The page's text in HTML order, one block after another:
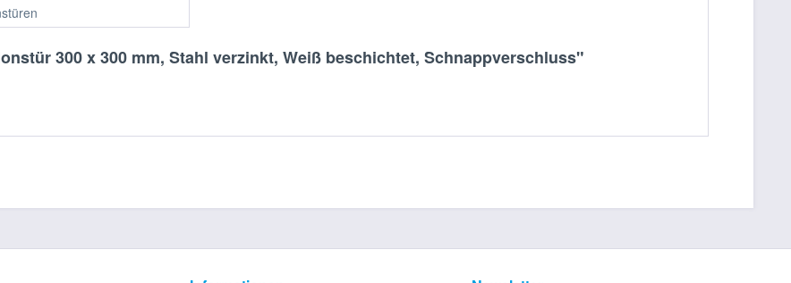
300 x 300 mm, Stahl verzinkt, Weiß beschichtet, Schnappverschluss"